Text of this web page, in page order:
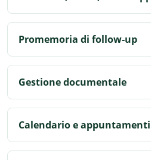
Promemoria di follow-up
Gestione documentale
Calendario e appuntamenti